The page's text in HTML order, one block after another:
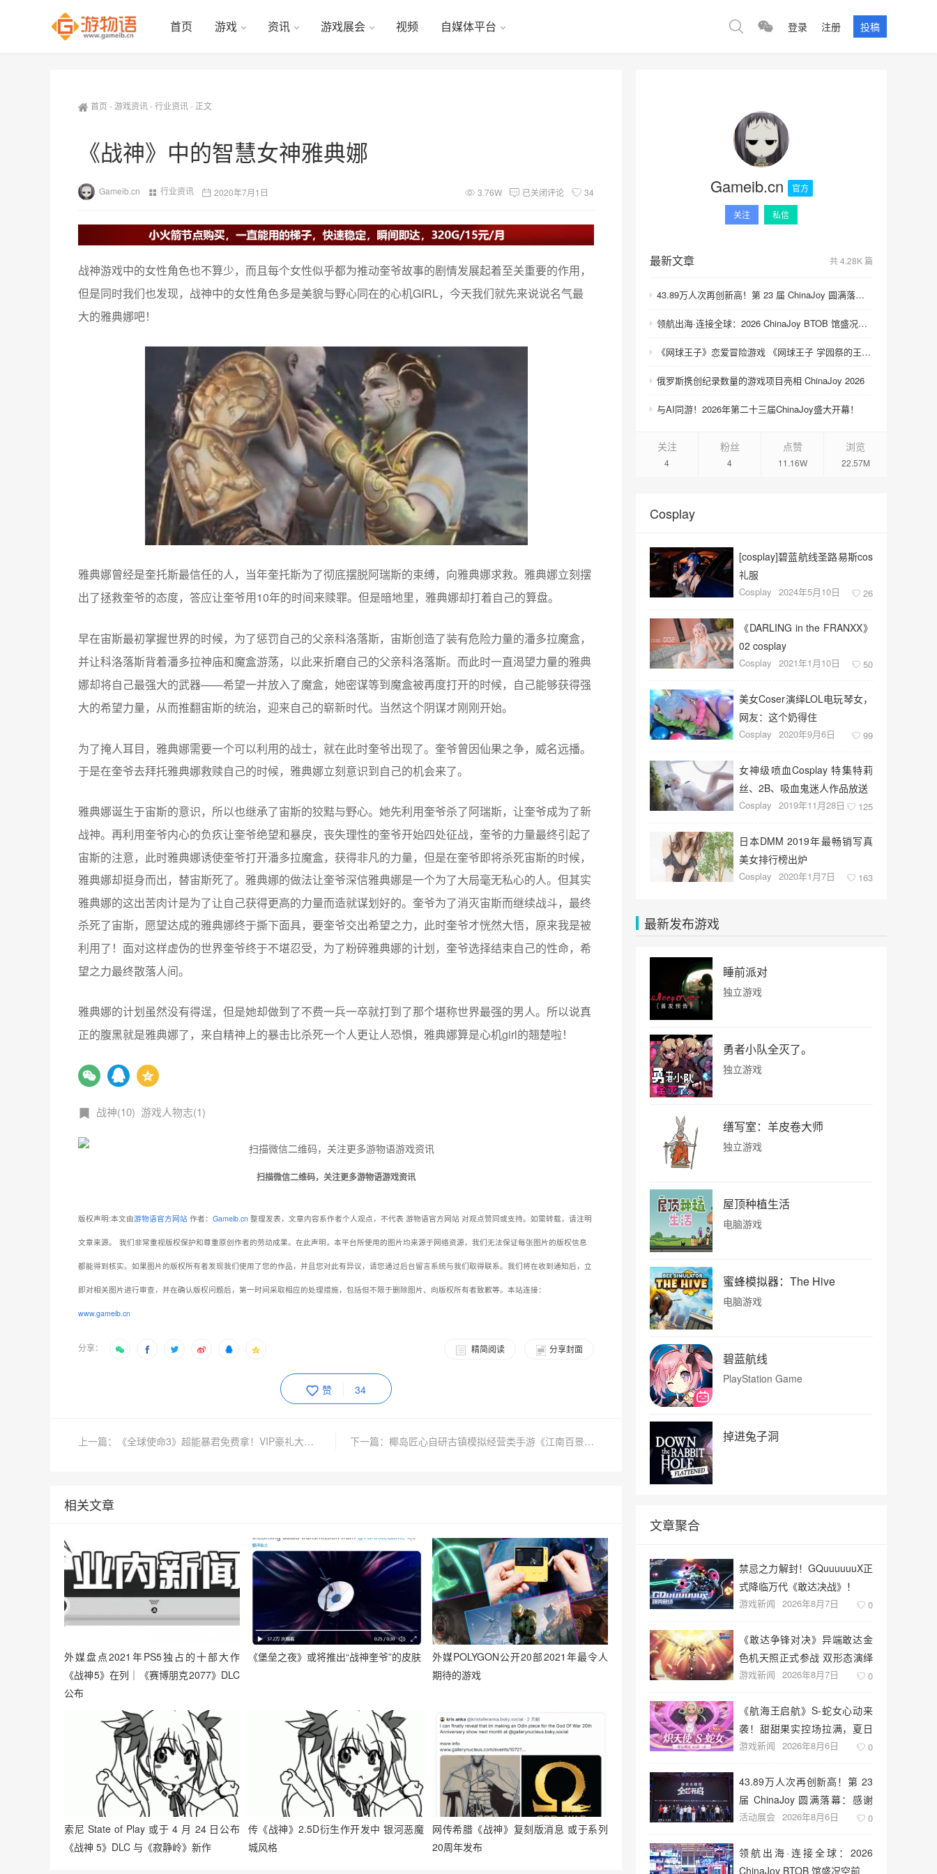
首页 游戏 资讯 游戏展会 视频 自媒体平台 登录 注册 投稿
首页 -游戏资讯-行业资讯- 正文
《战神》中的智慧女神雅典娜
Gameib.cn 行业资讯 2020年7月1日 3.76W 已关闭评论 34
战神游戏中的女性角色也不算少 ， 而且每个女性似乎都为推动奎爷故事的剧情发展起着至关重要的作用 ，
但是同时我们也发现， 战神中的女性角色多是美貌与野心同在的心机GIRL，今天我们就先来说说名气最
大的雅典娜吧！
雅典娜曾经是奎托斯最信任的人 ， 当年奎托斯为了彻底摆脱阿瑞斯的束缚， 向雅典娜求救。
雅典娜立刻摆
出了拯救奎爷的态度， 答应让奎爷用 10年的时间来赎罪。但是暗地里，雅典娜却打着自己的算盘。
早在宙斯最初掌握世界的时候， 为了惩罚自己的父亲科洛落斯， 宙斯创造了装有危险力量的潘多拉魔盒，
并让科洛落斯背着潘多拉神庙和魔盒游荡，以此来折磨自己的父亲科洛落斯。
而此时一直渴望力量的雅典
娜却将自己最强大的武器——希望一并放入了魔盒， 她密谋等到魔盒被再度打开的时候，
自己能够获得强
大的希望力量 ， 从而推翻宙斯的统治 ， 迎来自己的崭新时代。当然这个阴谋才刚刚开始。
为了掩人耳目，雅典娜需要一个可以利用的战士，就在此时奎爷出现了。奎爷曾因仙果之争，威名远播。
于是在奎爷去拜托雅典娜救赎自己的时候，雅典娜立刻意识到自己的机会来了。
雅典娜诞生于宙斯的意识 ，所以也继承了宙斯的狡黠与野心。她先利用奎爷杀了阿瑞斯，让奎爷成为了新
战神。再利用奎爷内心的负疚让奎爷绝望和暴戾，丧失理性的奎爷开始四处征战，奎爷的力量最终引起了
宙斯的注意，此时雅典娜诱使奎爷打开潘多拉魔盒，获得非凡的力量，但是在奎爷即将杀死宙斯的时候，
雅典娜却挺身而出 ，替宙斯死了。雅典娜的做法让奎爷深信雅典娜是一个为了大局毫无私心的人。但其实
雅典娜的这出苦肉计是为了让自己获得更高的力量而造就谋划好的。奎爷为了消灭宙斯而继续战斗，最终
杀死了宙斯，愿望达成的雅典娜终于撕下面具，要奎爷交出希望之力 ，此时奎爷才恍然大悟，
原来我是被
利用了 ！面对这样虚伪的世界奎爷终于不堪忍受，为了粉碎雅典娜的计划，奎爷选择结束自己的性命，希
望之力最终散落人间。
雅典娜的计划虽然没有得逞 ， 但是她却做到了不费一兵一卒就打到了那个堪称世界最强的男人。
所以说真
正的腹黑就是雅典娜了 ， 来自精神上的暴击比杀死一个人更让人恐惧， 雅典娜算是心机girl的翘楚啦 ！
战神(10) 游戏人物志(1)
扫描微信二维码，关注更多游物语游戏资讯
版权声明:本文由游物语官方网站 作者： Gameib.cn 整理发表，文章内容系作者个人观点，不代表 游物语官方网站 对观点赞同或支持。如需转载，请注明
文章来源。 我们非常重视版权保护和尊重原创作者的劳动成果。在此声明，本平台所使用的图片均来源于网络资源，我们无法保证每张图片的版权信息
都能得到核实。如果图片的版权所有者发现我们使用了您的作品，并且您对此有异议，请您通过后台留言系统与我们取得联系。我们将在收到通知后，立
即对相关图片进行审查，并在确认版权问题后，第一时间采取相应的处理措施，包括但不限于删除图片、向版权所有者致歉等。本站连接：
www.gameib.cn
分享： 分享封面
精简阅读
赞 34
上一篇：《全球使命3》超能暴君免费拿！VIP豪礼大乐透 下一篇：椰岛匠心自研古镇模拟经营类手游《江南百景图》7月2日正式上线！
相关文章
外媒盘点2021年PS5独占的十部大作
《战神5》在列｜《赛博朋克2077》DLC
公布
《堡垒之夜》或将推出“战神奎爷”的皮肤
外媒POLYGON公开20部2021年最令人
期待的游戏
索尼 State of Play 或于 4 月 24 日公布
《战神 5》DLC 与《寂静岭》新作
传《战神》2.5D衍生作开发中 银河恶魔
城风格
网传希腊《战神》复刻版消息 或于系列
20周年发布
Gameib.cn 官方
关注 私信
最新文章 共 4.28K 篇
43.89万人次再创新高！第 23 届 ChinaJoy 圆满落幕：感谢有你，共赴这场“与 AI 同游”的盛夏之约
领航出海·连接全球：2026 ChinaJoy BTOB 馆盛况空前
《网球王子》恋爱冒险游戏 《网球王子 学园祭的王子们 ♡-40 and more…》与《网球王子 心跳求生 Tie break ♡game》发售
俄罗斯携创纪录数量的游戏项目亮相 ChinaJoy 2026
与AI同游！2026年第二十三届ChinaJoy盛大开幕！
关注
4
粉丝
4
点赞
11.16W
浏览
22.57M
Cosplay
[cosplay]碧蓝航线圣路易斯cos
礼服
Cosplay 2024年5月10日 26
《DARLING in the FRANXX》
02 cosplay
Cosplay 2021年1月10日 50
美女Coser演绎LOL电玩琴女，
网友：这个奶得住
Cosplay 2020年9月6日 99
女神级喷血Cosplay 特集特莉
丝、2B、吸血鬼迷人作品放送
Cosplay 2019年11月28日 125
日本DMM 2019年最畅销写真
美女排行榜出炉
Cosplay 2020年1月7日 163
最新发布游戏
睡前派对
独立游戏
勇者小队全灭了。
独立游戏
缮写室：羊皮卷大师
独立游戏
屋顶种植生活
电脑游戏
蜜蜂模拟器：The Hive
电脑游戏
碧蓝航线
PlayStation Game
掉进兔子洞
文章聚合
禁忌之力解封！GQuuuuuuX正
式降临万代《敢达决战》！
游戏新闻 2026年8月7日 0
《敢达争锋对决》异端敢达金
色机天照正式参战 双形态演绎
空中战技
游戏新闻 2026年8月7日 0
《航海王启航》S-蛇女心动来
袭！甜甜果实控场拉满，夏日
盛宴开启
游戏新闻 2026年8月6日 0
43.89万人次再创新高！第 23
届 ChinaJoy 圆满落幕：感谢
有你，共赴这场“与 AI 同游”的
活动展会 2026年8月6日 0
领航出海·连接全球：2026
ChinaJoy BTOB 馆盛况空前